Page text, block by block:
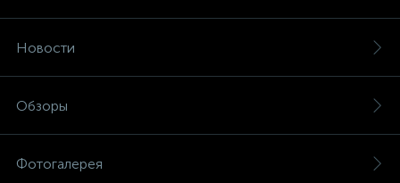
Новости
Обзоры
Фотогалерея